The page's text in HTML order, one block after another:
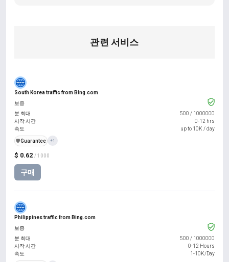
관련 서비스
South Korea traffic from Bing.com
$ 0.62 / 1000
구매
보증
분 최대
500 / 1000000
시작 시간
0-12 hrs
속도
up to 10K / day
️🛡️Guarantee +1
Philippines traffic from Bing.com
보증
분 최대
500 / 1000000
시작 시간
0-12 Hours
속도
1-10K/Day